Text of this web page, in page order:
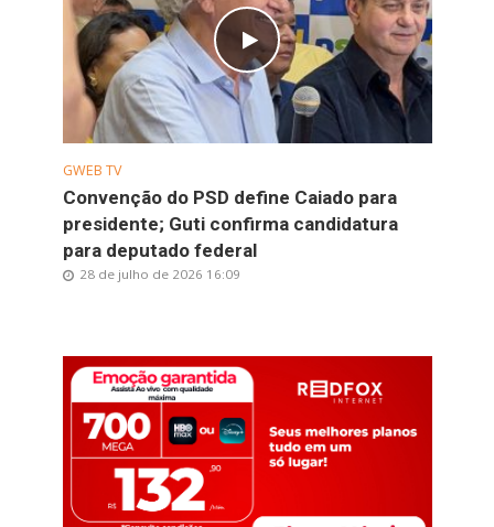
GWEB TV
Convenção do PSD define Caiado para
presidente; Guti confirma candidatura
para deputado federal
28 de julho de 2026 16:09